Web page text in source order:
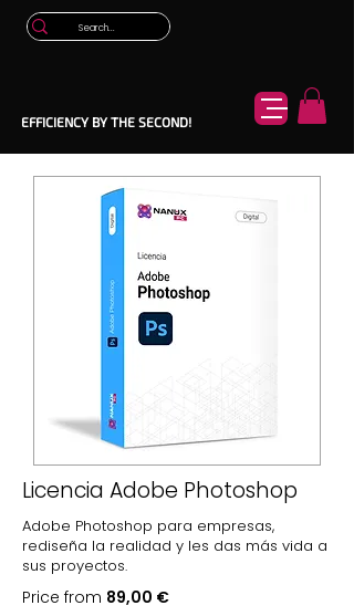
EFFICIENCY BY THE SECOND!
Licencia Adobe Photoshop
Adobe Photoshop para empresas,
rediseña la realidad y les das más vida a
sus proyectos.
Price from 89,00 €